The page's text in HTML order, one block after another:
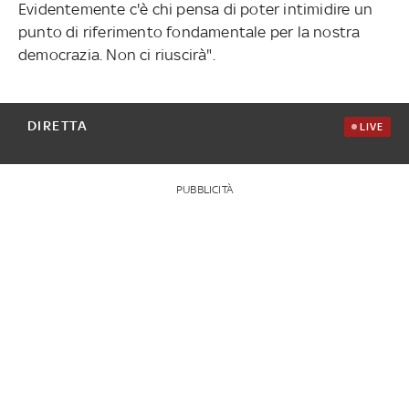
Evidentemente c'è chi pensa di poter intimidire un
punto di riferimento fondamentale per la nostra
democrazia. Non ci riuscirà".
DIRETTA LIVE
PUBBLICITÀ